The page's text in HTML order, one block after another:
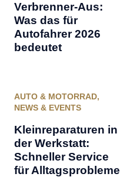
Verbrenner‑Aus:
Was das für
Autofahrer 2026
bedeutet
AUTO & MOTORRAD,
NEWS & EVENTS
Kleinreparaturen in
der Werkstatt:
Schneller Service
für Alltagsprobleme